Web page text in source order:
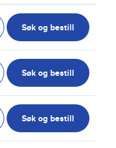
Søk og bestill
Søk og bestill
Søk og bestill